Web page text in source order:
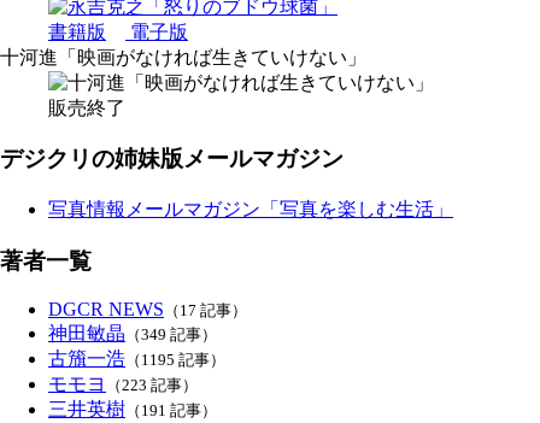
書籍版
電子版
十河進「映画がなければ生きていけない」
販売終了
デジクリの姉妹版メールマガジン
写真情報メールマガジン「写真を楽しむ生活」
著者一覧
DGCR NEWS （17 記事）
神田敏晶 （349 記事）
古籏一浩 （1195 記事）
モモヨ （223 記事）
三井英樹 （191 記事）